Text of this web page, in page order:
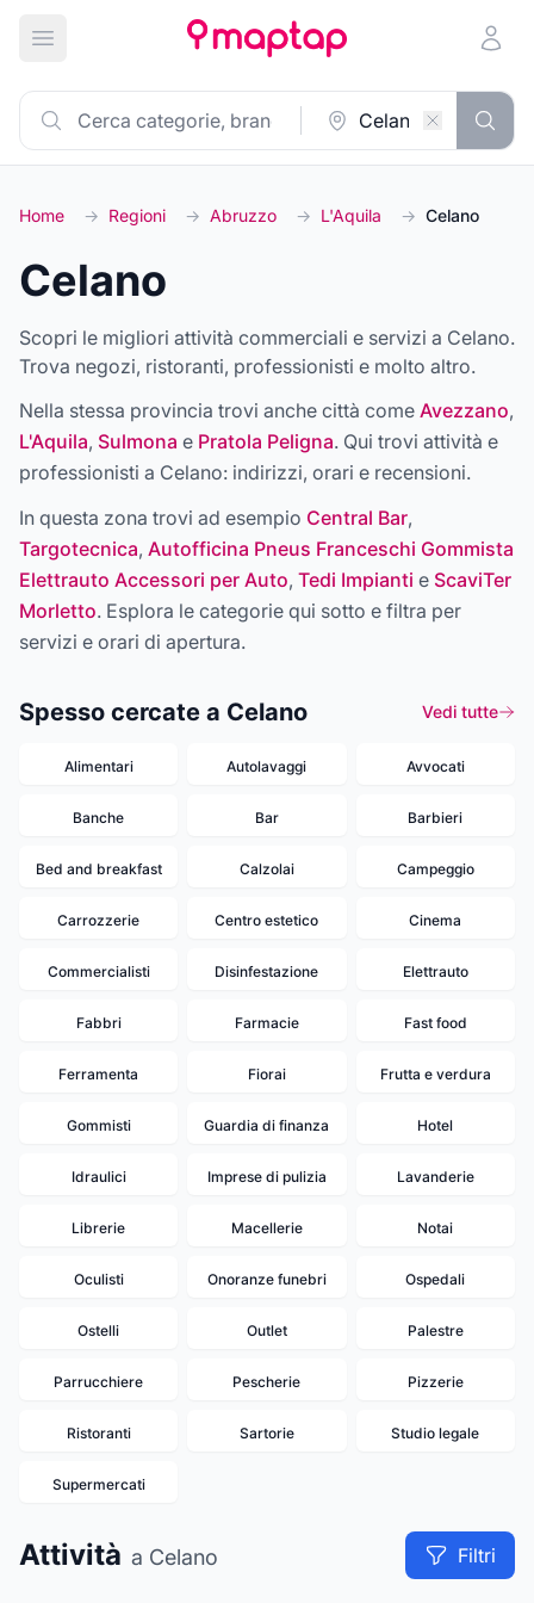
Apri menu principale
Home → Regioni → Abruzzo → L'Aquila → Celano
Celano
Scopri le migliori attività commerciali e servizi a Celano.
Trova negozi, ristoranti, professionisti e molto altro.
Nella stessa provincia trovi anche città come Avezzano,
L'Aquila, Sulmona e Pratola Peligna. Qui trovi attività e
professionisti a Celano: indirizzi, orari e recensioni.
In questa zona trovi ad esempio Central Bar,
Targotecnica, Autofficina Pneus Franceschi Gommista
Elettrauto Accessori per Auto, Tedi Impianti e ScaviTer
Morletto. Esplora le categorie qui sotto e filtra per
servizi e orari di apertura.
Spesso cercate a Celano Vedi tutte
Alimentari Autolavaggi Avvocati
Banche Bar Barbieri
Bed and breakfast Calzolai Campeggio
Carrozzerie Centro estetico Cinema
Commercialisti Disinfestazione Elettrauto
Fabbri Farmacie Fast food
Ferramenta Fiorai Frutta e verdura
Gommisti Guardia di finanza Hotel
Idraulici Imprese di pulizia Lavanderie
Librerie Macellerie Notai
Oculisti Onoranze funebri Ospedali
Ostelli Outlet Palestre
Parrucchiere Pescherie Pizzerie
Ristoranti Sartorie Studio legale
Supermercati
Attività a Celano Filtri